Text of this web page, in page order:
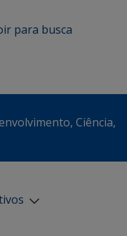
ir para busca
Ciência,